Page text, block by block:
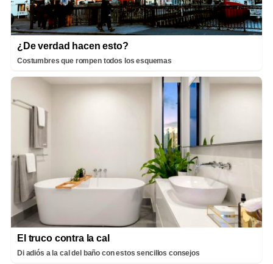
¿De verdad hacen esto?
Costumbres que rompen todos los esquemas
El truco contra la cal
Di adiós a la cal del baño con estos sencillos consejos